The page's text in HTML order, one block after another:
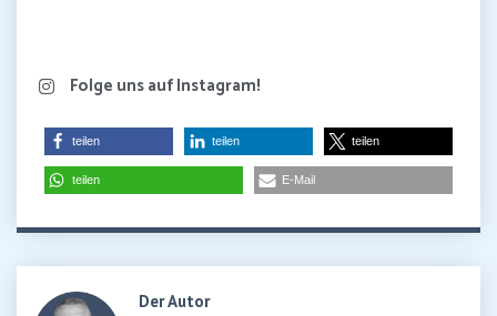
Folge uns auf Instagram!
teilen teilen teilen
teilen E-Mail
Der Autor